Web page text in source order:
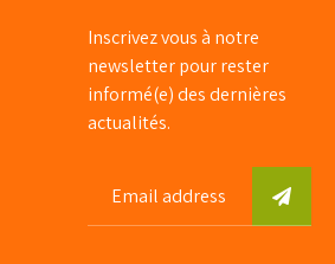
Inscrivez vous à notre
newsletter pour rester
informé(e) des dernières
actualités.